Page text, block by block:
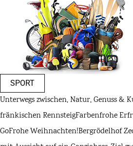
SPORT
Unterwegs zwischen, Natur, Genuss &
fränkischen RennsteigFarbenfrohe
GoFrohe Weihnachten!Bergrödelhof